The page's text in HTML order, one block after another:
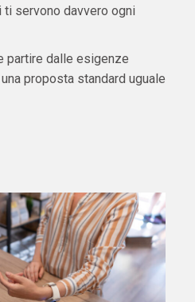
servono davvero ogni
partire dalle esigenze
proposta standard uguale